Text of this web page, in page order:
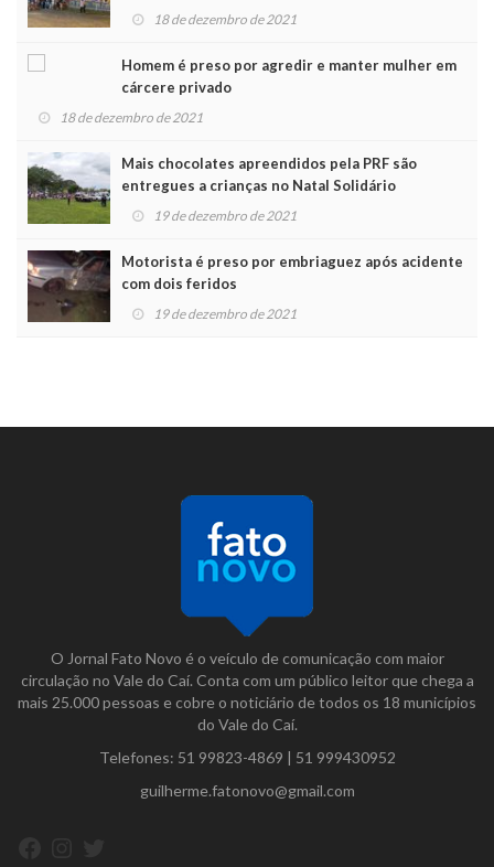
Noel
18 de dezembro de 2021
Homem é preso por agredir e manter mulher em
cárcere privado
18 de dezembro de 2021
Mais chocolates apreendidos pela PRF são
entregues a crianças no Natal Solidário
19 de dezembro de 2021
Motorista é preso por embriaguez após acidente
com dois feridos
19 de dezembro de 2021
O Jornal Fato Novo é o veículo de comunicação com maior
circulação no Vale do Caí. Conta com um público leitor que chega a
mais 25.000 pessoas e cobre o noticiário de todos os 18 municípios
do Vale do Caí.
Telefones: 51 99823-4869 | 51 999430952
guilherme.fatonovo@gmail.com